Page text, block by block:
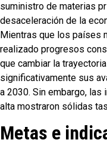
suministro de materias
desaceleración de la
Mientras que los países
realizado progresos
que cambiar la
significativamente sus
a 2030. Sin embargo,
alta mostraron sólidas
Metas e